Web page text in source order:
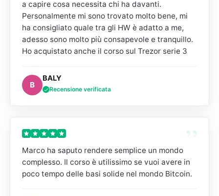
a capire cosa necessita chi ha davanti.
Personalmente mi sono trovato molto bene, mi
ha consigliato quale tra gli HW è adatto a me,
adesso sono molto più consapevole e tranquillo.
Ho acquistato anche il corso sul Trezor serie 3
B
BALY
Recensione verificata
”
Marco ha saputo rendere semplice un mondo
complesso. Il corso è utilissimo se vuoi avere in
poco tempo delle basi solide nel mondo Bitcoin.